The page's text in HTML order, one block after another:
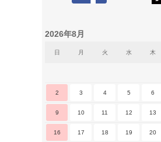
2026年8月
日 月 火 水 木
2 3 4 5 6
9 10 11 12 13
16 17 18 19 20